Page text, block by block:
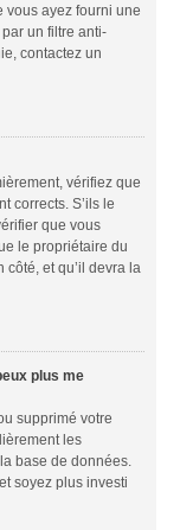
vous ayez fourni une
un filtre anti-
contactez un
vérifiez que
corrects. S’ils le
que vous
le propriétaire du
et qu’il devra la
plus me
supprimé votre
les
base de données.
soyez plus investi